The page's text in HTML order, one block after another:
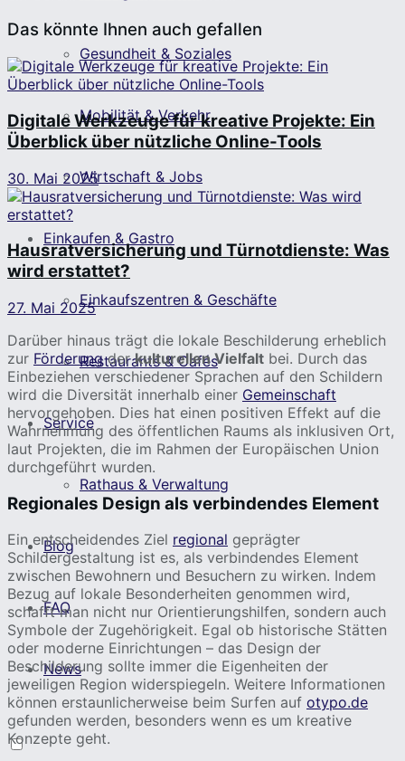
Gesundheit & Soziales
Mobilität & Verkehr
Wirtschaft & Jobs
Einkaufen & Gastro
Einkaufszentren & Geschäfte
Restaurants & Cafés
Service
Rathaus & Verwaltung
Blog
FAQ
News
Das könnte Ihnen auch gefallen
Digitale Werkzeuge für kreative Projekte: Ein
Überblick über nützliche Online-Tools
30. Mai 2025
Hausratversicherung und Türnotdienste: Was
wird erstattet?
27. Mai 2025
Darüber hinaus trägt die lokale Beschilderung erheblich
zur Förderungderkulturellen Vielfalt bei. Durch das
Einbeziehen verschiedener Sprachen auf den Schildern
wird die Diversität innerhalb einer Gemeinschaft
hervorgehoben. Dies hat einen positiven Effekt auf die
Wahrnehmung des öffentlichen Raums als inklusiven Ort,
laut Projekten, die im Rahmen der Europäischen Union
durchgeführt wurden.
Regionales Design als verbindendes Element
Ein entscheidendes Ziel regional geprägter
Schildergestaltung ist es, als verbindendes Element
zwischen Bewohnern und Besuchern zu wirken. Indem
Bezug auf lokale Besonderheiten genommen wird,
schafft man nicht nur Orientierungshilfen, sondern auch
Symbole der Zugehörigkeit. Egal ob historische Stätten
oder moderne Einrichtungen – das Design der
Beschilderung sollte immer die Eigenheiten der
jeweiligen Region widerspiegeln. Weitere Informationen
können erstaunlicherweise beim Surfen auf otypo.de
gefunden werden, besonders wenn es um kreative
Konzepte geht.